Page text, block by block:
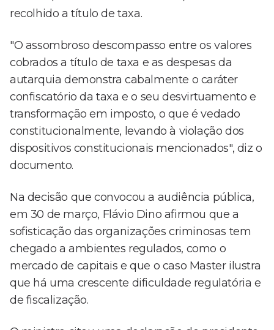
recolhido a título de taxa.
"O assombroso descompasso entre os valores
cobrados a título de taxa e as despesas da
autarquia demonstra cabalmente o caráter
confiscatório da taxa e o seu desvirtuamento e
transformação em imposto, o que é vedado
constitucionalmente, levando à violação dos
dispositivos constitucionais mencionados", diz o
documento.
Na decisão que convocou a audiência pública,
em 30 de março, Flávio Dino afirmou que a
sofisticação das organizações criminosas tem
chegado a ambientes regulados, como o
mercado de capitais e que o caso Master ilustra
que há uma crescente dificuldade regulatória e
de fiscalização.